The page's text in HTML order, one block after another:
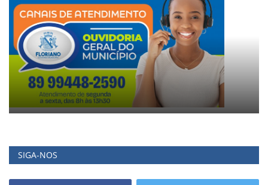
SIGA-NOS